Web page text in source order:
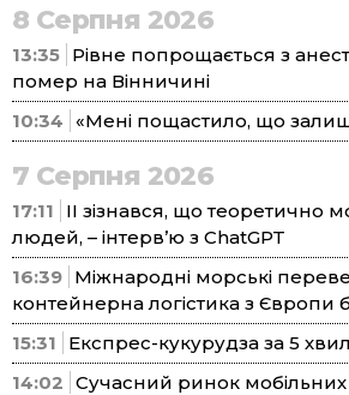
8 Серпня 2026
13:35 Рівне попрощається з
помер на Вінничині
10:34
«Мені пощастило, що
7 Серпня 2026
17:11
ІІ зізнався, що теоретично
людей, – інтерв’ю з ChatGPT
16:39 Міжнародні морські
контейнерна логістика з Європи
15:31
Експрес-кукурудза за 5
14:02 Сучасний ринок мобільних